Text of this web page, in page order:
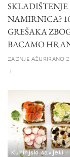
SKLADIŠTENJE
NAMIRNICA?
GREŠAKA
BACAMO
ZADNJE AŽURIRANO
Kuhinjski savjeti